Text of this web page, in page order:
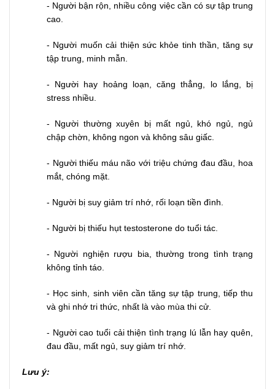
- Người bận rộn, nhiều công việc cần có sự tập trung
cao.
- Người muốn cải thiện sức khỏe tinh thần, tăng sự
tập trung, minh mẫn.
- Người hay hoảng loạn, căng thẳng, lo lắng, bị
stress nhiều.
- Người thường xuyên bị mất ngủ, khó ngủ, ngủ
chập chờn, không ngon và không sâu giấc.
- Người thiếu máu não với triệu chứng đau đầu, hoa
mắt, chóng mặt.
- Người bị suy giảm trí nhớ, rối loạn tiền đình.
- Người bị thiếu hụt testosterone do tuổi tác.
- Người nghiện rượu bia, thường trong tình trạng
không tỉnh táo.
- Học sinh, sinh viên cần tăng sự tập trung, tiếp thu
và ghi nhớ tri thức, nhất là vào mùa thi cử.
- Người cao tuổi cải thiện tình trạng lú lẫn hay quên,
đau đầu, mất ngủ, suy giảm trí nhớ.
Lưu ý: